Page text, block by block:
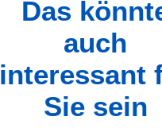
Das
auch
interessant
Sie sein